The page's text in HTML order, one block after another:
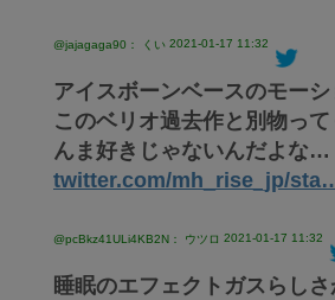
@jajagaga90： くい 2021-01-17 11:32
アイスボーンベースのモー
このベリオ過去作と別物っ
んま好きじゃないんだよな…
twitter.com/mh_rise_jp/
@pcBkz41ULi4KB2N： ウツロ 2021-01-17 11:32
睡眠のエフェクトガスらし